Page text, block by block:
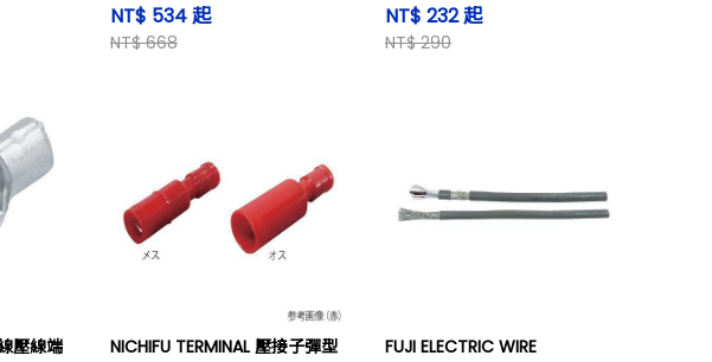
NT$ 534 起
NT$ 668
NT$ 232 起
NT$ 290
壓線端
NICHIFU TERMINAL 壓接子彈型
FUJI ELECTRIC WIRE